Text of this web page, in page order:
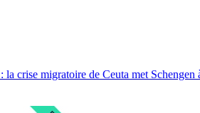
la crise migratoire de Ceuta met Schengen